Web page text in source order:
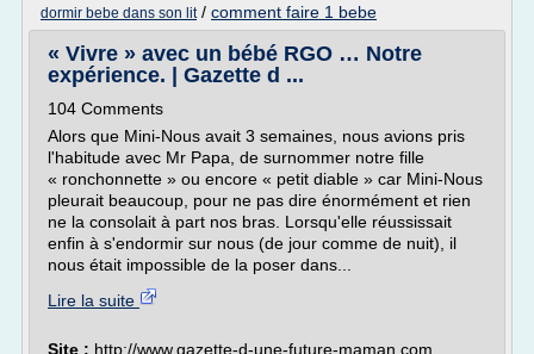
dormir bebe dans son lit/ comment faire 1 bebe
« Vivre » avec un bébé RGO … Notre
expérience. | Gazette d ...
104 Comments
Alors que Mini-Nous avait 3 semaines, nous avions pris
l'habitude avec Mr Papa, de surnommer notre fille
« ronchonnette » ou encore « petit diable » car Mini-Nous
pleurait beaucoup, pour ne pas dire énormément et rien
ne la consolait à part nos bras. Lorsqu'elle réussissait
enfin à s'endormir sur nous (de jour comme de nuit), il
nous était impossible de la poser dans...
Lire la suite
Site : http://www.gazette-d-une-future-maman.com